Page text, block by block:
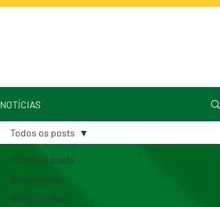
NOTÍCIAS
Todos os posts
Documentos
Competições
Todos os posts